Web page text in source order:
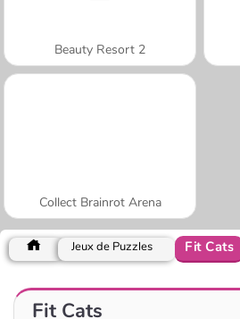
Beauty Resort 2
Collect Brainrot Arena
Jeux de Puzzles Fit Cats
Fit Cats